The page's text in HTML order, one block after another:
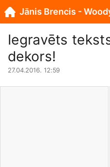
Iegravēts
dekors!
27.04.2016. 12:59